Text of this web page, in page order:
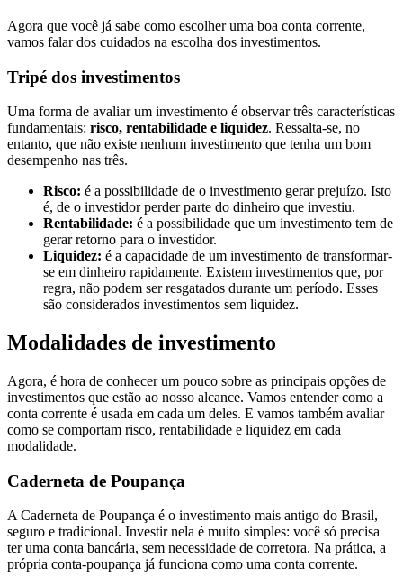
Agora que você já sabe como escolher uma boa conta corrente,
vamos falar dos cuidados na escolha dos investimentos.
Tripé dos investimentos
Uma forma de avaliar um investimento é observar três características
fundamentais: risco, rentabilidade e liquidez. Ressalta-se, no
entanto, que não existe nenhum investimento que tenha um bom
desempenho nas três.
Risco: é a possibilidade de o investimento gerar prejuízo. Isto
é, de o investidor perder parte do dinheiro que investiu.
Rentabilidade: é a possibilidade que um investimento tem de
gerar retorno para o investidor.
Liquidez: é a capacidade de um investimento de transformar-
se em dinheiro rapidamente. Existem investimentos que, por
regra, não podem ser resgatados durante um período. Esses
são considerados investimentos sem liquidez.
Modalidades de investimento
Agora, é hora de conhecer um pouco sobre as principais opções de
investimentos que estão ao nosso alcance. Vamos entender como a
conta corrente é usada em cada um deles. E vamos também avaliar
como se comportam risco, rentabilidade e liquidez em cada
modalidade.
Caderneta de Poupança
A Caderneta de Poupança é o investimento mais antigo do Brasil,
seguro e tradicional. Investir nela é muito simples: você só precisa
ter uma conta bancária, sem necessidade de corretora. Na prática, a
própria conta-poupança já funciona como uma conta corrente.